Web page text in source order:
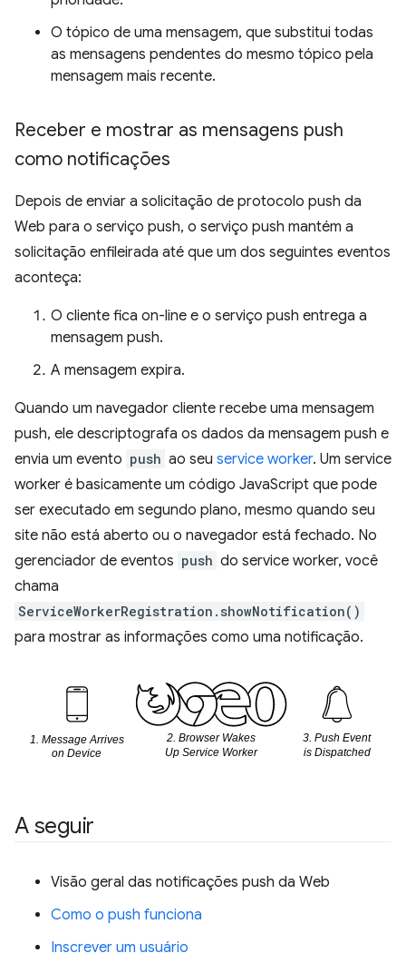
O tópico de uma mensagem, que substitui todas
as mensagens pendentes do mesmo tópico pela
mensagem mais recente.
Receber e mostrar as mensagens push
como notificações
Depois de enviar a solicitação de protocolo push da
Web para o serviço push, o serviço push mantém a
solicitação enfileirada até que um dos seguintes eventos
aconteça:
O cliente fica on-line e o serviço push entrega a
mensagem push.
A mensagem expira.
Quando um navegador cliente recebe uma mensagem
push, ele descriptografa os dados da mensagem push e
envia um evento push ao seu service worker. Um service
worker é basicamente um código JavaScript que pode
ser executado em segundo plano, mesmo quando seu
site não está aberto ou o navegador está fechado. No
gerenciador de eventos push do service worker, você
chama
ServiceWorkerRegistration.showNotification()
para mostrar as informações como uma notificação.
A seguir
Visão geral das notificações push da Web
Como o push funciona
Inscrever um usuário